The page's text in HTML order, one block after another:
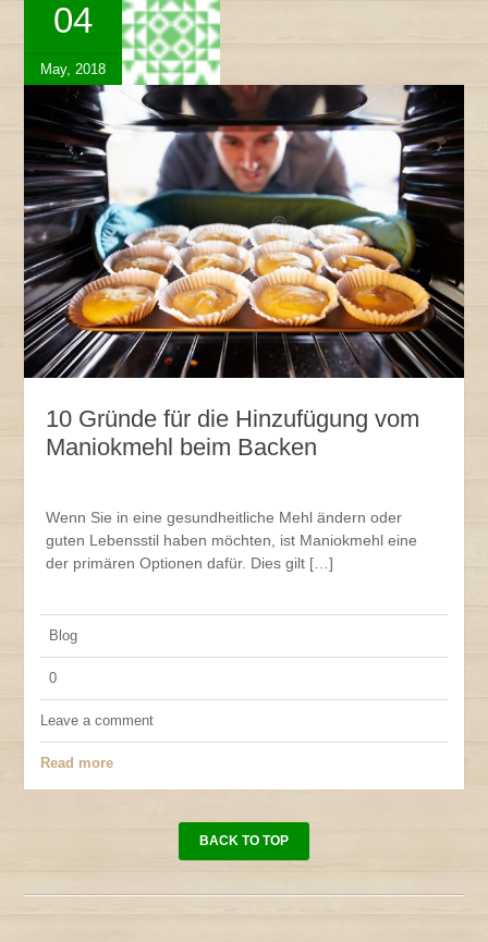
04
May, 2018
10 Gründe für die Hinzufügung vom
Maniokmehl beim Backen
Wenn Sie in eine gesundheitliche Mehl ändern oder
guten Lebensstil haben möchten, ist Maniokmehl eine
der primären Optionen dafür. Dies gilt […]
Blog
0
Leave a comment
Read more
BACK TO TOP